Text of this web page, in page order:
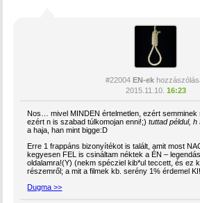
#22004 EN-ek
2015.11.10. 16:23
Nos… mivel MINDEN értelmetlen, ezért semminek
ezért n is szabad túlkomojan enni!;)tuttad példul,
a haja, han mint bigge:D
Erre 1 frappáns bizonyítékot is talált, amit most
kegyesen FEL is csináltam néktek a ÉN –
oldalamra!(Y) (nekm spécziel kib*ul teccett, és ez
részemről; a mit a filmek kb. serény 1% érdemel
Dugma >>